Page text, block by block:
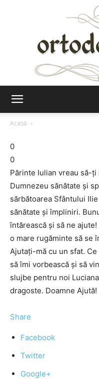
Acasă
0
0
Părinte Iulian vreau să-
Dumnezeu sănătate și
sărbătoarea Sfântului
sănătate și împliniri.
întărească și să ne
o mare rugăminte să se
Ajutați-mă cu un sfat.
să îmi vorbească și să
slujbe pentru noi
dragoste. Doamne Ajută!
Share
Facebook
Twitter
Google+